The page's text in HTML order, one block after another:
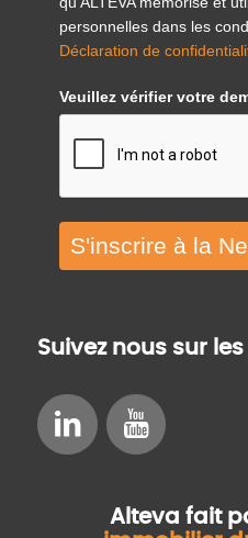
personnelles dans les
Déclaration de
Veuillez vérifier votre
S'inscrire à la
Suivez nous sur
Alteva fait